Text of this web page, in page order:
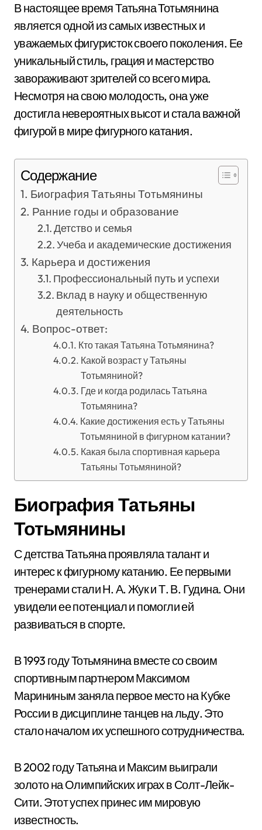
В настоящее время Татьяна Тотьмянина
является одной из самых известных и
уважаемых фигуристок своего поколения. Ее
уникальный стиль, грация и мастерство
завораживают зрителей со всего мира.
Несмотря на свою молодость, она уже
достигла невероятных высот и стала важной
фигурой в мире фигурного катания.
Содержание
Биография Татьяны Тотьмянины
Ранние годы и образование
Детство и семья
Учеба и академические достижения
Карьера и достижения
Профессиональный путь и успехи
Вклад в науку и общественную
деятельность
Вопрос-ответ:
Кто такая Татьяна Тотьмянина?
Какой возраст у Татьяны
Тотьмяниной?
Где и когда родилась Татьяна
Тотьмянина?
Какие достижения есть у Татьяны
Тотьмяниной в фигурном катании?
Какая была спортивная карьера
Татьяны Тотьмяниной?
Биография Татьяны
Тотьмянины
С детства Татьяна проявляла талант и
интерес к фигурному катанию. Ее первыми
тренерами стали Н. А. Жук и Т. В. Гудина. Они
увидели ее потенциал и помогли ей
развиваться в спорте.
В 1993 году Тотьмянина вместе со своим
спортивным партнером Максимом
Марининым заняла первое место на Кубке
России в дисциплине танцев на льду. Это
стало началом их успешного сотрудничества.
В 2002 году Татьяна и Максим выиграли
золото на Олимпийских играх в Солт-Лейк-
Сити. Этот успех принес им мировую
известность.